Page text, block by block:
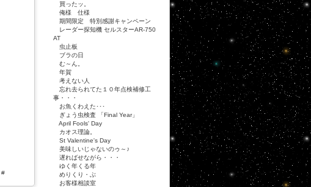
#
買ったッ。
俺様 仕様
期間限定 特別感謝キャンペーン
レーダー探知機 セルスターAR-750
AT
虫止板
ブラの日
む～ん。
年賀
考えない人
忘れ去られてた１０年点検補修工
事・・・
お魚くわえた･･･
ぎょう虫検査 「Final Year」
April Fools' Day
カオス理論。
St Valentine's Day
美味しいじゃないのゥ～♪
遅ればせながら・・・
ゆく年くる年
めりくり・ぶ
お客様相談室